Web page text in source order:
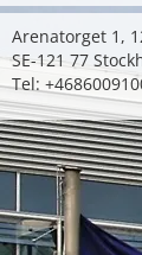
Arenatorget 1,
SE-121 77
Tel: